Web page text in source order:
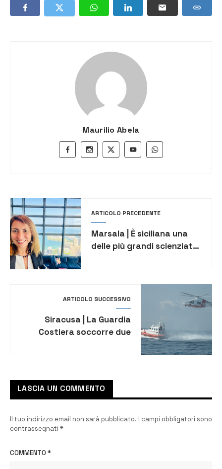
Maurilio Abela
ARTICOLO PRECEDENTE
Marsala | È siciliana una
delle più grandi scienziate,
della Repubblica
ARTICOLO SUCCESSIVO
Siracusa | La Guardia
Costiera soccorre due
LASCIA UN COMMENTO
Il tuo indirizzo email non sarà pubblicato. I campi obbligatori sono
contrassegnati *
COMMENTO *